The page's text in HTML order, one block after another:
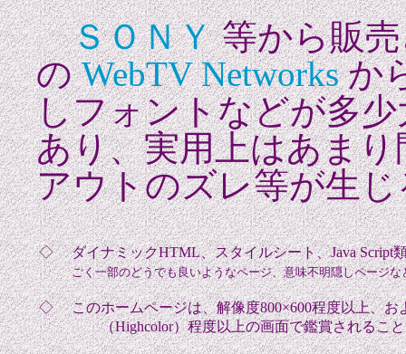
ＳＯＮＹ等から販
のWebTV Networksか
しフォントなどが多
あり、実用上はあま
アウトのズレ等が生
◇ ダイナミックHTML、スタイルシート、Java
ごく一部のどうでも良いようなページ、意味不明隠しページ
◇
このホームページは、解像度800×600程度以上、お
（Highcolor）程度以上の画面で鑑賞されること